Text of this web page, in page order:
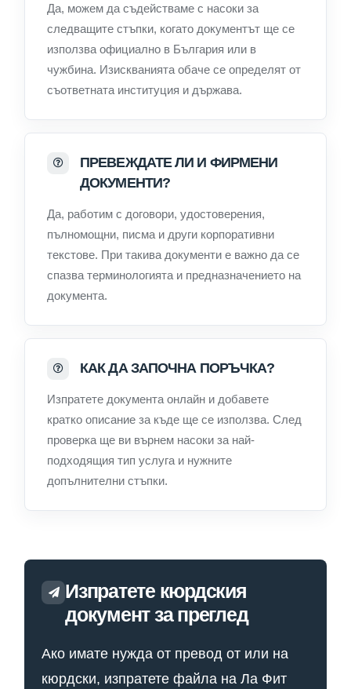
Да, можем да съдействаме с насоки за
следващите стъпки, когато документът ще се
използва официално в България или в
чужбина. Изискванията обаче се определят от
съответната институция и държава.
ПРЕВЕЖДАТЕ ЛИ И ФИРМЕНИ
ДОКУМЕНТИ?
Да, работим с договори, удостоверения,
пълномощни, писма и други корпоративни
текстове. При такива документи е важно да се
спазва терминологията и предназначението на
документа.
КАК ДА ЗАПОЧНА ПОРЪЧКА?
Изпратете документа онлайн и добавете
кратко описание за къде ще се използва. След
проверка ще ви върнем насоки за най-
подходящия тип услуга и нужните
допълнителни стъпки.
Изпратете кюрдския
документ за преглед
Ако имате нужда от превод от или на
кюрдски, изпратете файла на Ла Фит